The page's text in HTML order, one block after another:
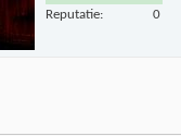
Reputatie: 0